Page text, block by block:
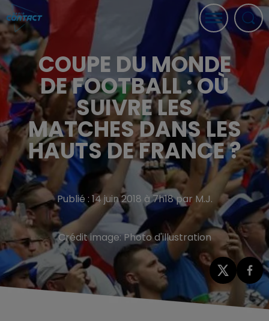
COUPE DU MONDE
DE FOOTBALL : OÙ
SUIVRE LES
MATCHES DANS LES
HAUTS DE FRANCE ?
Publié : 14 juin 2018 à 7h18 par M.J.
Crédit image:Photo d'illustration